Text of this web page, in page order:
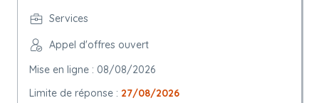
Services
Appel d'offres ouvert
Mise en ligne : 08/08/2026
Limite de réponse : 27/08/2026